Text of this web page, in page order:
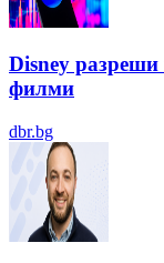
Disney разреши
филми
dbr.bg